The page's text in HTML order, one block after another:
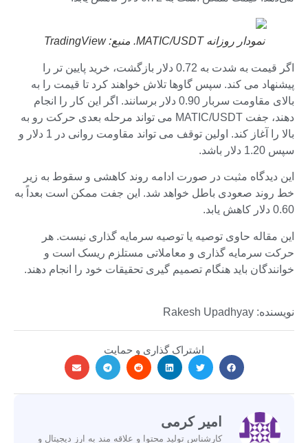
نمودار روزانه MATIC/USDT. منبع: TradingView
اگر قیمت به شدت به 0.72 دلار بازگشت، خرید پایین تر را
پیشنهاد می کند. سپس گاوها تلاش خواهند کرد تا قیمت را به
بالای مقاومت سربار 0.90 دلار برسانند. اگر این کار را انجام
دهند، جفت MATIC/USDT می تواند مرحله بعدی حرکت رو به
بالا را آغاز کند. اولین توقف می تواند مقاومت روانی در 1 دلار و
سپس 1.20 دلار باشد.
این دیدگاه مثبت در صورت ادامه روند کاهشی و سقوط به زیر
خط روند صعودی باطل خواهد شد. این جفت ممکن است بعداً به
0.60 دلار کاهش یابد.
این مقاله حاوی توصیه یا توصیه سرمایه گذاری نیست. هر
حرکت سرمایه گذاری و معاملاتی مستلزم ریسک است و
خوانندگان باید هنگام تصمیم گیری تحقیقات خود را انجام دهند.
نویسنده: Rakesh Upadhyay
اشتراک گذاری و حمایت
امیر کرمی
کارشناس تولید محتوا و علاقه مند به ارز دیجیتال و